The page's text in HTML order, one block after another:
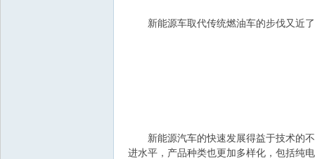
新能源车取代传统燃油车的步伐又近了
新能源汽车的快速发展得益于技术的不
进水平，产品种类也更加多样化，包括纯